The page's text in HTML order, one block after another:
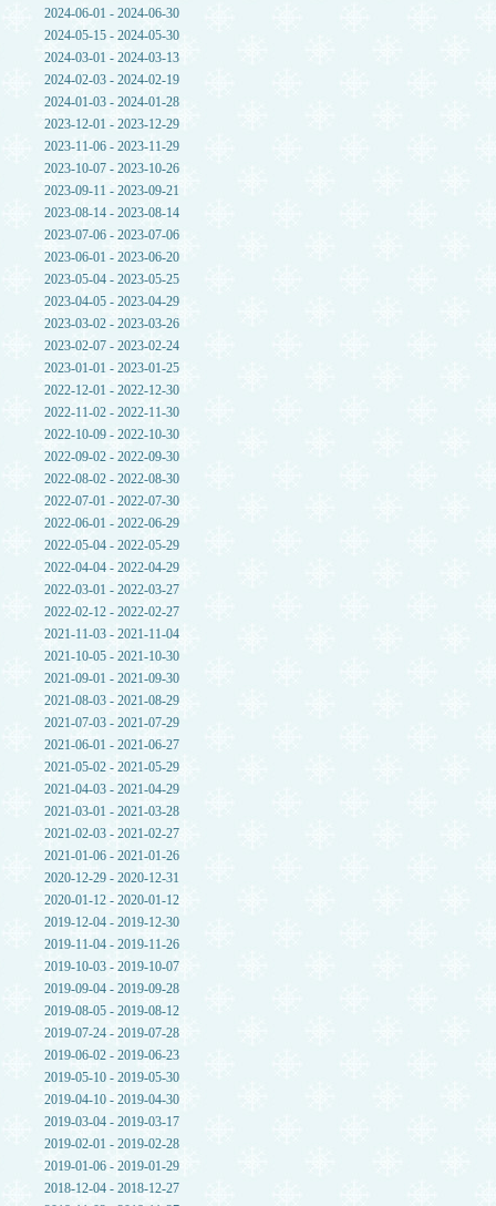
2024-06-01 - 2024-06-30
2024-05-15 - 2024-05-30
2024-03-01 - 2024-03-13
2024-02-03 - 2024-02-19
2024-01-03 - 2024-01-28
2023-12-01 - 2023-12-29
2023-11-06 - 2023-11-29
2023-10-07 - 2023-10-26
2023-09-11 - 2023-09-21
2023-08-14 - 2023-08-14
2023-07-06 - 2023-07-06
2023-06-01 - 2023-06-20
2023-05-04 - 2023-05-25
2023-04-05 - 2023-04-29
2023-03-02 - 2023-03-26
2023-02-07 - 2023-02-24
2023-01-01 - 2023-01-25
2022-12-01 - 2022-12-30
2022-11-02 - 2022-11-30
2022-10-09 - 2022-10-30
2022-09-02 - 2022-09-30
2022-08-02 - 2022-08-30
2022-07-01 - 2022-07-30
2022-06-01 - 2022-06-29
2022-05-04 - 2022-05-29
2022-04-04 - 2022-04-29
2022-03-01 - 2022-03-27
2022-02-12 - 2022-02-27
2021-11-03 - 2021-11-04
2021-10-05 - 2021-10-30
2021-09-01 - 2021-09-30
2021-08-03 - 2021-08-29
2021-07-03 - 2021-07-29
2021-06-01 - 2021-06-27
2021-05-02 - 2021-05-29
2021-04-03 - 2021-04-29
2021-03-01 - 2021-03-28
2021-02-03 - 2021-02-27
2021-01-06 - 2021-01-26
2020-12-29 - 2020-12-31
2020-01-12 - 2020-01-12
2019-12-04 - 2019-12-30
2019-11-04 - 2019-11-26
2019-10-03 - 2019-10-07
2019-09-04 - 2019-09-28
2019-08-05 - 2019-08-12
2019-07-24 - 2019-07-28
2019-06-02 - 2019-06-23
2019-05-10 - 2019-05-30
2019-04-10 - 2019-04-30
2019-03-04 - 2019-03-17
2019-02-01 - 2019-02-28
2019-01-06 - 2019-01-29
2018-12-04 - 2018-12-27